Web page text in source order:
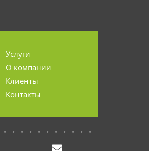
Услуги
О компании
Клиенты
Контакты